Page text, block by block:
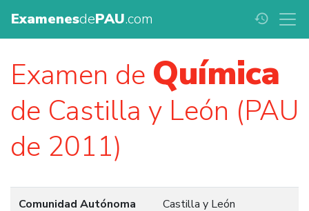
ExamenesdePAU.com history
Examen de Química
de Castilla y León (PAU
de 2011)
Comunidad Autónoma Castilla y León